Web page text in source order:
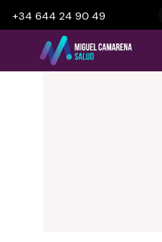
+34 644 24 90 49